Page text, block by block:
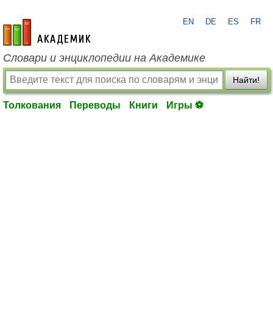
academic.ru
EN DE ES FR
Словари и энциклопедии на Академике
Найти!
Толкования Переводы Книги Игры ⚽